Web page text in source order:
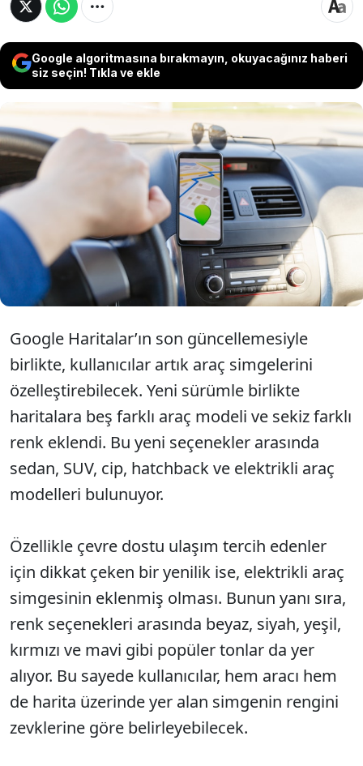
Google algoritmasına bırakmayın, okuyacağınız haberi
siz seçin! Tıkla ve ekle
Google, 2020'den bu yana ilk büyük güncellemesini
gerçekleştirerek, kullanıcıların harita deneyimlerini
daha kişisel hale getirmelerini sağlayacak yeni
özellikler sundu. Artık Google Haritalar, yalnızca
rota gösterme işleviyle sınırlı kalmıyor aynı
zamanda harita üzerinde sizi temsil eden aracınızı
da kişisel tercihlere göre özelleştirme imkanı
tanıyor. Peki, bu yeni güncellemeyle neler değişti?
İşte özellik ile ilgili detaylar…
Google Haritalar’ın son güncellemesiyle
birlikte, kullanıcılar artık araç simgelerini
özelleştirebilecek. Yeni sürümle birlikte
haritalara beş farklı araç modeli ve sekiz farklı
renk eklendi. Bu yeni seçenekler arasında
sedan, SUV, cip, hatchback ve elektrikli araç
modelleri bulunuyor.
Özellikle çevre dostu ulaşım tercih edenler
için dikkat çeken bir yenilik ise, elektrikli araç
simgesinin eklenmiş olması. Bunun yanı sıra,
renk seçenekleri arasında beyaz, siyah, yeşil,
kırmızı ve mavi gibi popüler tonlar da yer
alıyor. Bu sayede kullanıcılar, hem aracı hem
de harita üzerinde yer alan simgenin rengini
zevklerine göre belirleyebilecek.